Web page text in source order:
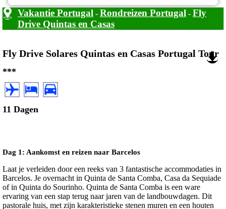
Vakantie Portugal - Rondreizen Portugal - Fly
Drive Quintas en Casas
Fly Drive Solares Quintas en Casas Portugal Tour
***
11 Dagen
Dag 1: Aankomst en reizen naar Barcelos
Laat je verleiden door een reeks van 3 fantastische accommodaties in
Barcelos. Je overnacht in Quinta de Santa Comba, Casa da Sequiade
of in Quinta do Sourinho. Quinta de Santa Comba is een ware
ervaring van een stap terug naar jaren van de landbouwdagen. Dit
pastorale huis, met zijn karakteristieke stenen muren en een houten